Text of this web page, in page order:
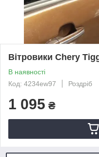
Вітровики Chery
В наявності
Код: 4234ew97
Роздріб
1 095 ₴